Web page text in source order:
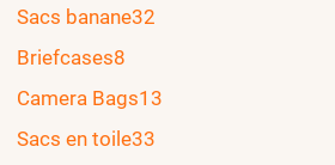
Sacs banane32
Briefcases8
Camera Bags13
Sacs en toile33